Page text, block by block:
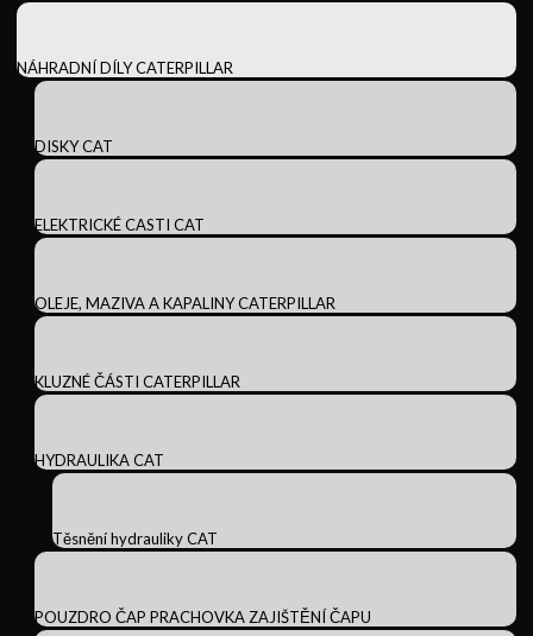
NÁHRADNÍ DÍLY CATERPILLAR
DISKY CAT
ELEKTRICKÉ CASTI CAT
OLEJE, MAZIVA A KAPALINY CATERPILLAR
KLUZNÉ ČÁSTI CATERPILLAR
HYDRAULIKA CAT
Těsnění hydrauliky CAT
POUZDRO ČAP PRACHOVKA ZAJIŠTĚNÍ ČAPU